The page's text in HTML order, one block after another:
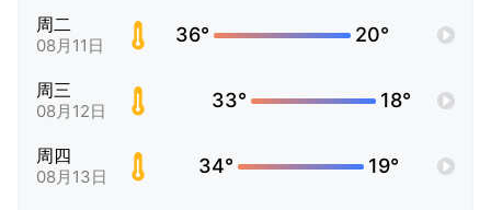
周二
08月11日 36° 20°
周三
08月12日 33° 18°
周四
08月13日 34° 19°